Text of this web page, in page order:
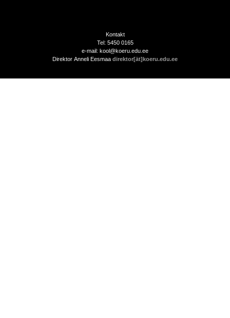
Kontakt
Tel: 5450 0165
e-mail: kool@koeru.edu.ee
Direktor Anneli Eesmaa direktor[ät]koeru.edu.ee